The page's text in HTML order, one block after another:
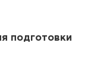
подготовки